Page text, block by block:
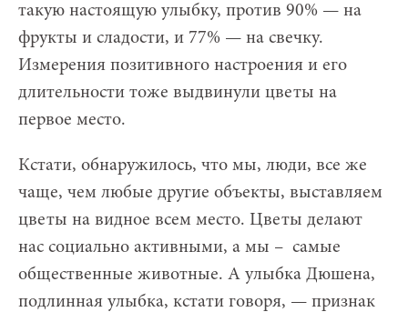
такую настоящую улыбку, против 90% — на
фрукты и сладости, и 77% — на свечку.
Измерения позитивного настроения и его
длительности тоже выдвинули цветы на
первое место.
Кстати, обнаружилось, что мы, люди, все же
чаще, чем любые другие объекты, выставляем
цветы на видное всем место. Цветы делают
нас социально активными, а мы – самые
общественные животные. А улыбка Дюшена,
подлинная улыбка, кстати говоря, — признак